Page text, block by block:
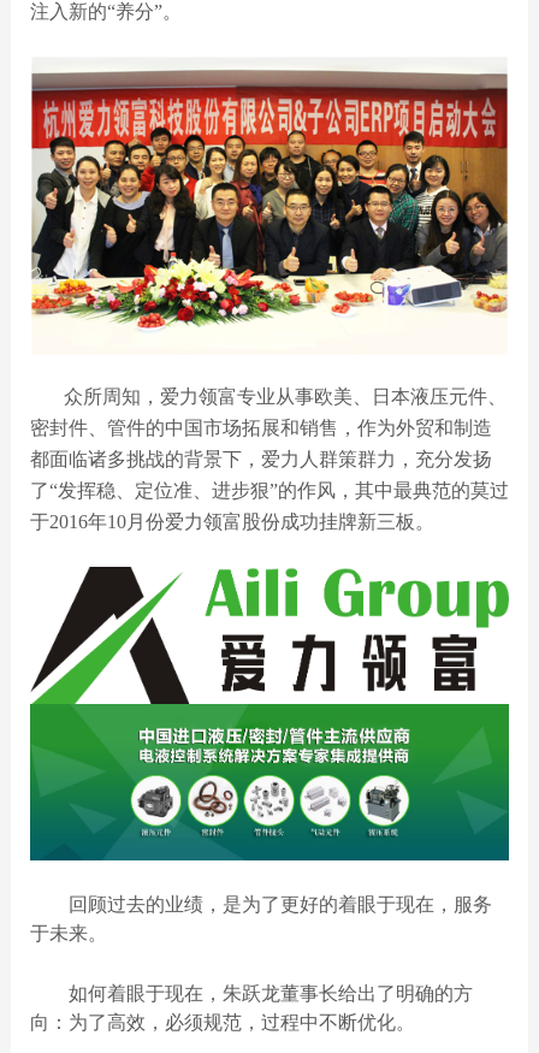
注入新的“养分”。
众所周知，爱力领富专业从事欧美、日本液压元件、
密封件、管件的中国市场拓展和销售，作为外贸和制造
都面临诸多挑战的背景下，爱力人群策群力，充分发扬
了“发挥稳、定位准、进步狠”的作风，其中最典范的莫过
于2016年10月份爱力领富股份成功挂牌新三板。
回顾过去的业绩，是为了更好的着眼于现在，服务
于未来。
如何着眼于现在，朱跃龙董事长给出了明确的方
向：为了高效 ，必须规范，过程中不断优化。